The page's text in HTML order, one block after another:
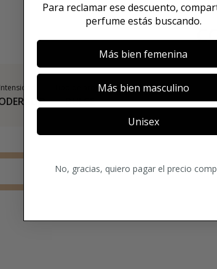
Intensidad Tipo de aroma
DULCE
Para reclamar ese descuento,
perfume estás buscando.
Más bien femenina
Más bien masculino
Unisex
No, gracias, quiero pagar el precio